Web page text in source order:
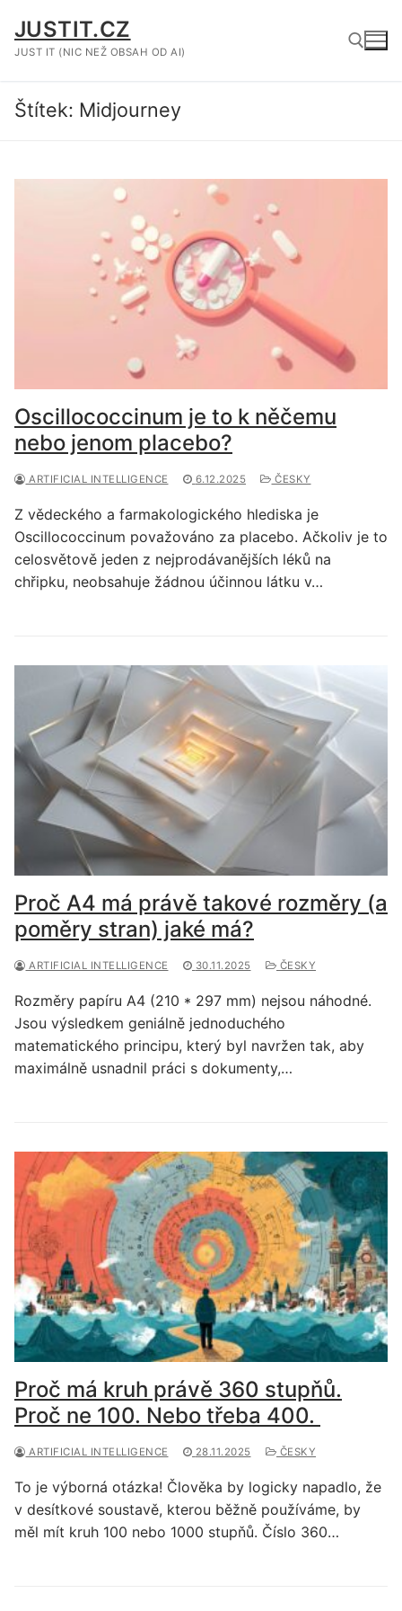
na
obsah
JUSTIT.CZ
JUST IT (NIC NEŽ OBSAH OD AI)
Štítek: Midjourney
Oscillococcinum je to k něčemu
nebo jenom placebo?
ARTIFICIAL INTELLIGENCE 6.12.2025 ČESKY
Z vědeckého a farmakologického hlediska je
Oscillococcinum považováno za placebo. Ačkoliv je to
celosvětově jeden z nejprodávanějších léků na
chřipku, neobsahuje žádnou účinnou látku v…
Proč A4 má právě takové rozměry (a
poměry stran) jaké má?
ARTIFICIAL INTELLIGENCE 30.11.2025 ČESKY
Rozměry papíru A4 (210 * 297 mm) nejsou náhodné.
Jsou výsledkem geniálně jednoduchého
matematického principu, který byl navržen tak, aby
maximálně usnadnil práci s dokumenty,…
Proč má kruh právě 360 stupňů.
Proč ne 100. Nebo třeba 400.
ARTIFICIAL INTELLIGENCE 28.11.2025 ČESKY
To je výborná otázka! Člověka by logicky napadlo, že
v desítkové soustavě, kterou běžně používáme, by
měl mít kruh 100 nebo 1000 stupňů. Číslo 360…